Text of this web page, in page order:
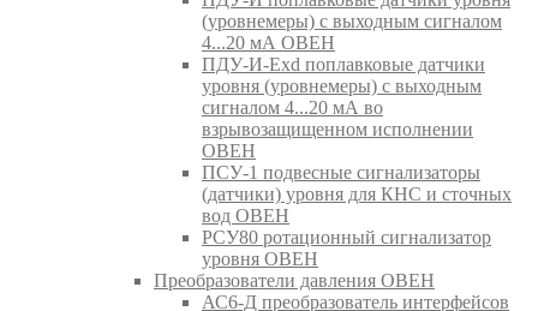
(уровнемеры) с выходным сигналом
4...20 мА ОВЕН
ПДУ-И-Exd поплавковые датчики
уровня (уровнемеры) с выходным
сигналом 4...20 мА во
взрывозащищенном исполнении
ОВЕН
ПСУ-1 подвесные сигнализаторы
(датчики) уровня для КНС и сточных
вод ОВЕН
РСУ80 ротационный сигнализатор
уровня ОВЕН
Преобразователи давления ОВЕН
АС6-Д преобразователь интерфейсов